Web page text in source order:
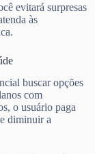
evitará surpresas
às
buscar opções
com
o usuário paga
diminuir a